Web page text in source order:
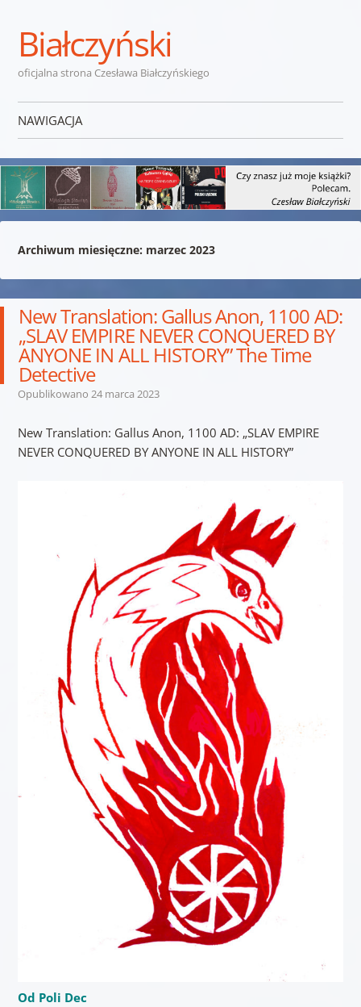
Białczyński
oficjalna strona Czesława Białczyńskiego
NAWIGACJA
Archiwum miesięczne: marzec 2023
New Translation: Gallus Anon, 1100 AD:
„SLAV EMPIRE NEVER CONQUERED BY
ANYONE IN ALL HISTORY” The Time
Detective
Opublikowano 24 marca 2023
New Translation: Gallus Anon, 1100 AD: „SLAV EMPIRE
NEVER CONQUERED BY ANYONE IN ALL HISTORY”
Od Poli Dec